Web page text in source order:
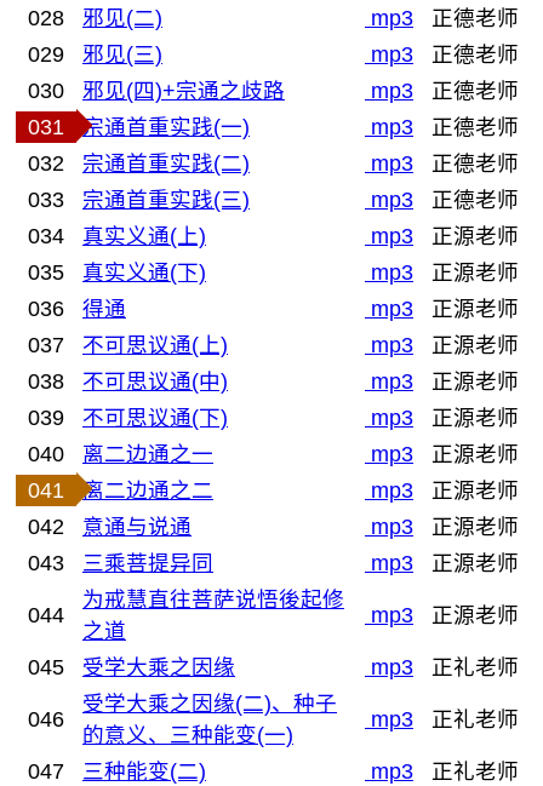
028
邪见(二) mp3
正德老师
029
邪见(三) mp3
正德老师
030
邪见(四)+宗通之歧路 mp3
正德老师
031
宗通首重实践(一) mp3
正德老师
032
宗通首重实践(二) mp3
正德老师
033
宗通首重实践(三) mp3
正德老师
034
真实义通(上) mp3
正源老师
035
真实义通(下) mp3
正源老师
036
得通 mp3
正源老师
037
不可思议通(上) mp3
正源老师
038
不可思议通(中) mp3
正源老师
039
不可思议通(下) mp3
正源老师
040
离二边通之一 mp3
正源老师
041
离二边通之二 mp3
正源老师
042
意通与说通 mp3
正源老师
043
三乘菩提异同 mp3 正源老师
044
为戒慧直往菩萨说悟後起修
之道
mp3 正源老师
045 受学大乘之因缘 mp3 正礼老师
046
受学大乘之因缘(二)、种子
的意义、三种能变(一)
mp3 正礼老师
047 三种能变(二) mp3 正礼老师